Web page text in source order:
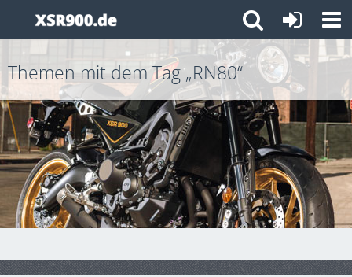
Themen mit dem Tag „RN80“